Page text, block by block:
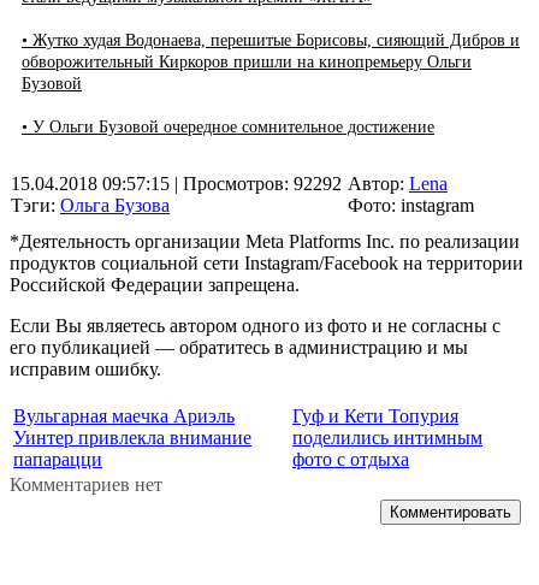
• Жутко худая Водонаева, перешитые Борисовы, сияющий Дибров и
обворожительный Киркоров пришли на кинопремьеру Ольги
Бузовой
• У Ольги Бузовой очередное сомнительное достижение
15.04.2018 09:57:15 | Просмотров: 92292
Тэги: Ольга Бузова
Автор: Lena
Фото: instagram
*Деятельность организации Meta Platforms Inc. по реализации
продуктов социальной сети Instagram/Facebook на территории
Российской Федерации запрещена.
Если Вы являетесь автором одного из фото и не согласны с
его публикацией — обратитесь в администрацию и мы
исправим ошибку.
Вульгарная маечка Ариэль
Уинтер привлекла внимание
папарацци
Гуф и Кети Топурия
поделились интимным
фото с отдыха
Комментариев нет
Комментировать